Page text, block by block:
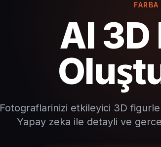
FARBA
AI
Fotograflarinizi etkileyici 3D
Yapay zeka ile detayli ve